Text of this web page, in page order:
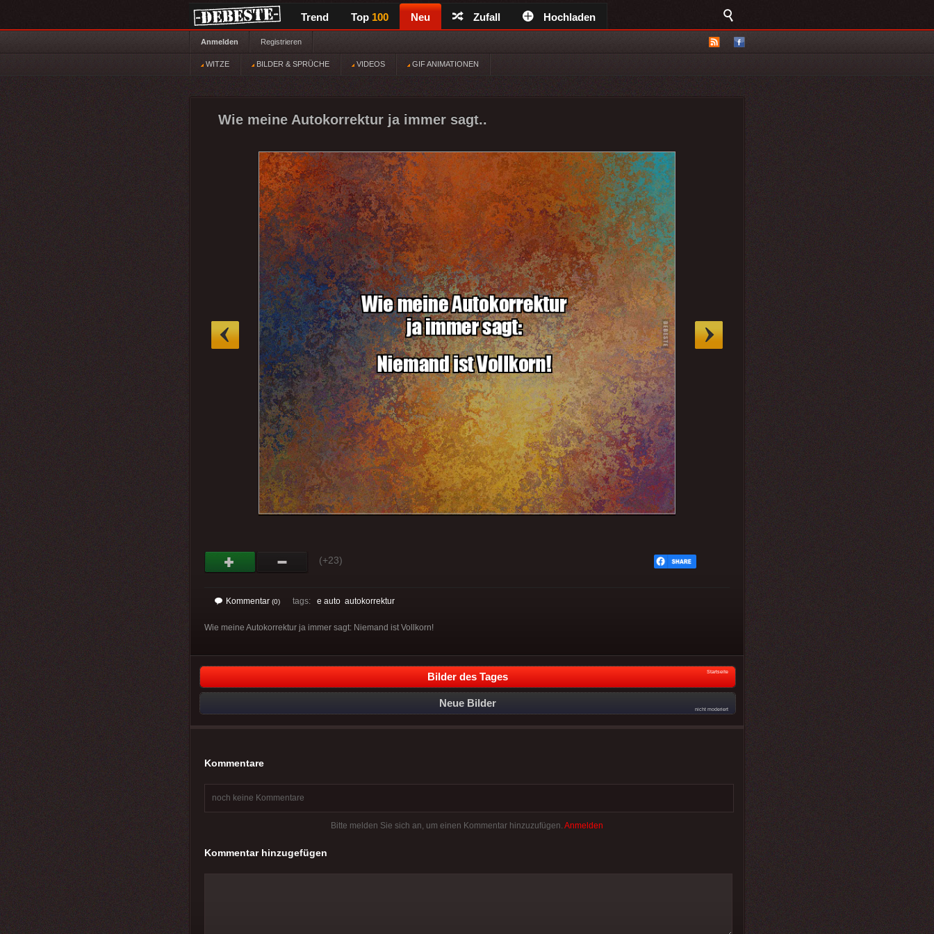
Trend Top 100 Neu Zufall Hochladen
Anmelden Registrieren
WITZE BILDER & SPRÜCHE VIDEOS GIF ANIMATIONEN
Wie meine Autokorrektur ja immer sagt..
(+23)
Kommentar (0) tags: e auto autokorrektur
Wie meine Autokorrektur ja immer sagt: Niemand ist Vollkorn!
Bilder des Tages Startseite
Neue Bilder
nicht moderiert
Kommentare
noch keine Kommentare
Bitte melden Sie sich an, um einen Kommentar hinzuzufügen. Anmelden
Kommentar hinzugefügen